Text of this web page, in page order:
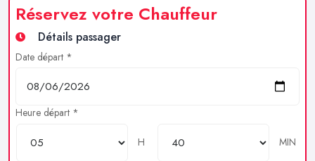
Réservez votre Chauffeur
Détails passager
Date départ *
Heure départ *
H
MIN